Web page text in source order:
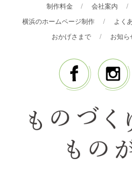
制作料金
会社案内
横浜のホームページ制作
よく
おかげさまで
お知ら